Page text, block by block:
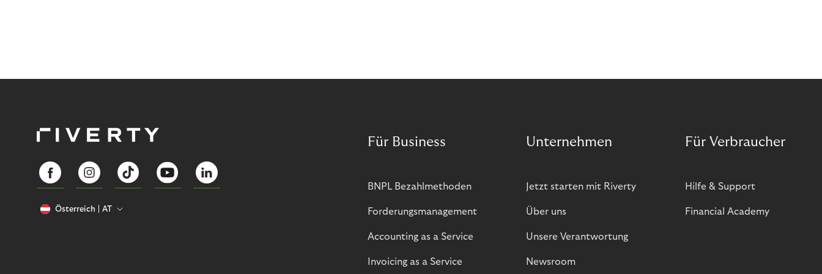
Österreich AT
Für Business
BNPL Bezahlmethoden
Forderungsmanagement
Accounting as a Service
Invoicing as a Service
Unternehmen
Jetzt starten mit Riverty
Über uns
Unsere Verantwortung
Newsroom
Für Verbraucher
Hilfe & Support
Financial Academy